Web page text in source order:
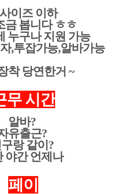
이즈 이하
금 봅니다 ㅎㅎ
누구나 지원 가능
,투잡가능,알바가능
착 당연한거 ~
무 시간
알바?
유출근?
랑 같이?
야간 언제나
페이